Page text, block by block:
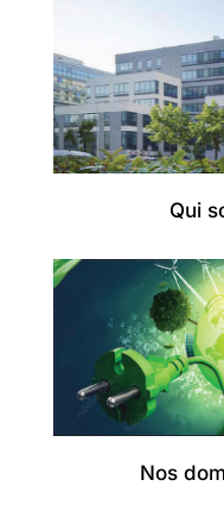
Qui
Nos